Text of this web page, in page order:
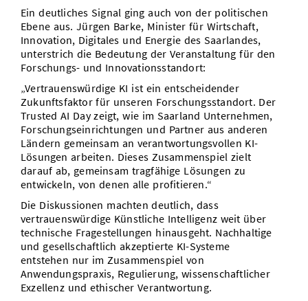
Ein deutliches Signal ging auch von der politischen
Ebene aus. Jürgen Barke, Minister für Wirtschaft,
Innovation, Digitales und Energie des Saarlandes,
unterstrich die Bedeutung der Veranstaltung für den
Forschungs- und Innovationsstandort:
„Vertrauenswürdige KI ist ein entscheidender
Zukunftsfaktor für unseren Forschungsstandort. Der
Trusted AI Day zeigt, wie im Saarland Unternehmen,
Forschungseinrichtungen und Partner aus anderen
Ländern gemeinsam an verantwortungsvollen KI-
Lösungen arbeiten. Dieses Zusammenspiel zielt
darauf ab, gemeinsam tragfähige Lösungen zu
entwickeln, von denen alle profitieren.“
Die Diskussionen machten deutlich, dass
vertrauenswürdige Künstliche Intelligenz weit über
technische Fragestellungen hinausgeht. Nachhaltige
und gesellschaftlich akzeptierte KI-Systeme
entstehen nur im Zusammenspiel von
Anwendungspraxis, Regulierung, wissenschaftlicher
Exzellenz und ethischer Verantwortung.